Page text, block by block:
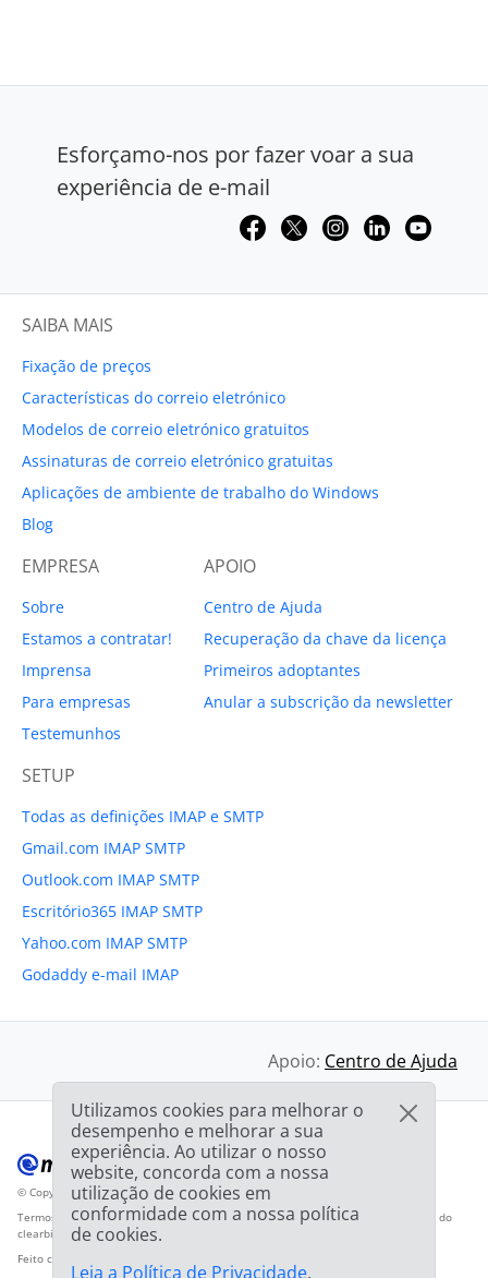
Esforçamo-nos por fazer voar a sua
experiência de e-mail
SAIBA MAIS
Fixação de preços
Características do correio eletrónico
Modelos de correio eletrónico gratuitos
Assinaturas de correio eletrónico gratuitas
Aplicações de ambiente de trabalho do Windows
Blog
EMPRESA
Sobre
Estamos a contratar!
Imprensa
Para empresas
Testemunhos
APOIO
Centro de Ajuda
Recuperação da chave da licença
Primeiros adoptantes
Anular a subscrição da newsletter
SETUP
Todas as definições IMAP e SMTP
Gmail.com IMAP SMTP
Outlook.com IMAP SMTP
Escritório365 IMAP SMTP
Yahoo.com IMAP SMTP
Godaddy e-mail IMAP
Apoio: Centro de Ajuda
© Copyright 2012-2026 Mailbird™Todos os direitos reservados.
Termos de Serviço Política de Privacidade Mapa do sítio Logotipo do fornecedor do
clearbit.com
Feito com
Utilizamos cookies para melhorar o
desempenho e melhorar a sua
experiência. Ao utilizar o nosso
website, concorda com a nossa
utilização de cookies em
conformidade com a nossa política
de cookies.
Leia a Política de Privacidade.